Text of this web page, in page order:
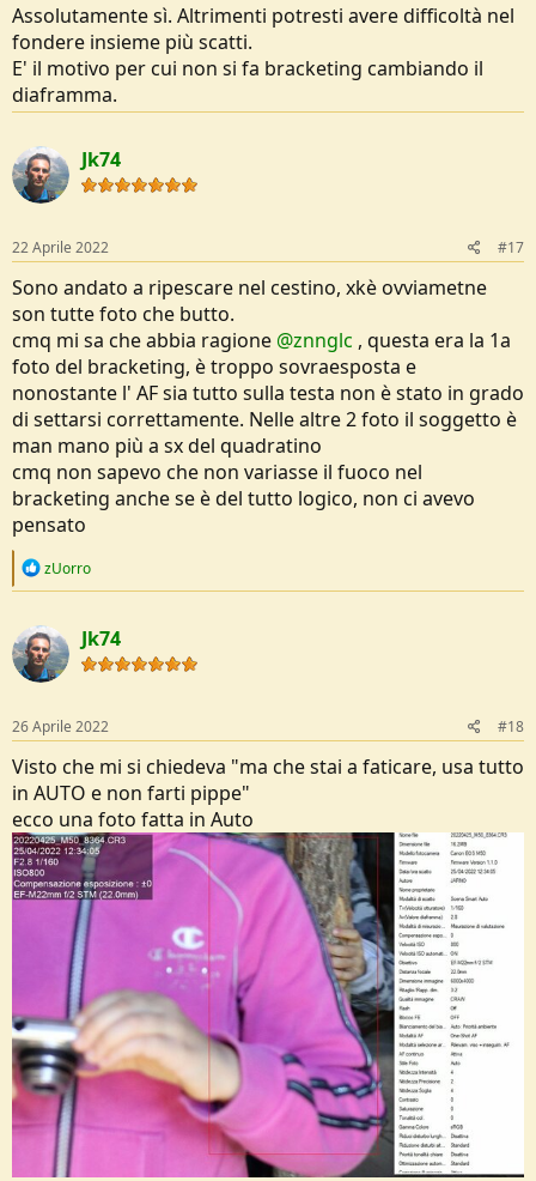
Assolutamente sì. Altrimenti potresti avere difficoltà nel
fondere insieme più scatti.
E' il motivo per cui non si fa bracketing cambiando il
diaframma.
Jk74
22 Aprile 2022 #17
Sono andato a ripescare nel cestino, xkè ovviametne
son tutte foto che butto.
cmq mi sa che abbia ragione @znnglc , questa era la 1a
foto del bracketing, è troppo sovraesposta e
nonostante l' AF sia tutto sulla testa non è stato in grado
di settarsi correttamente. Nelle altre 2 foto il soggetto è
man mano più a sx del quadratino
cmq non sapevo che non variasse il fuoco nel
bracketing anche se è del tutto logico, non ci avevo
pensato
R
c
t
i
o
s
:
zUorro
Jk74
26 Aprile 2022 #18
Visto che mi si chiedeva "ma che stai a faticare, usa tutto
in AUTO e non farti pippe"
ecco una foto fatta in Auto